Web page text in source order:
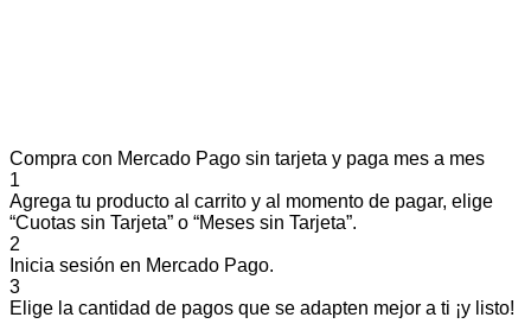
Compra con Mercado Pago sin tarjeta y paga mes a mes
1
Agrega tu producto al carrito y al momento de pagar, elige
“Cuotas sin Tarjeta” o “Meses sin Tarjeta”.
2
Inicia sesión en Mercado Pago.
3
Elige la cantidad de pagos que se adapten mejor a ti ¡y listo!